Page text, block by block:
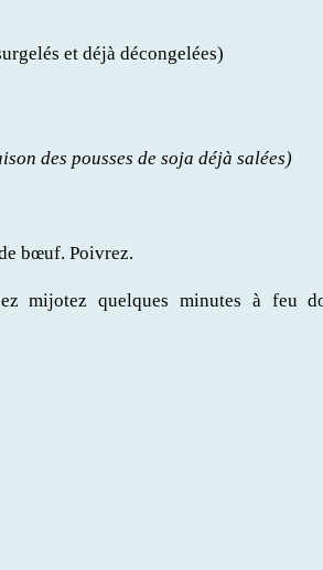
et déjà décongelées)
des pousses de soja déjà salées)
bœuf. Poivrez.
mijotez quelques minutes à feu